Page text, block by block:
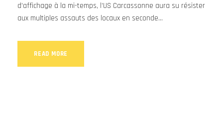
d’affichage à la mi-temps, l’US Carcassonne aura su résister
aux multiples assauts des locaux en seconde...
READ MORE